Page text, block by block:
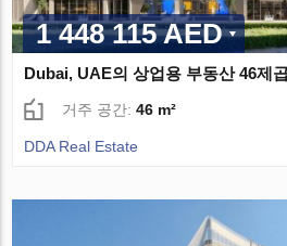
1 448 115 AED
Dubai, UAE의 상업용 부동산 46제
거주 공간:46 m²
DDA Real Estate